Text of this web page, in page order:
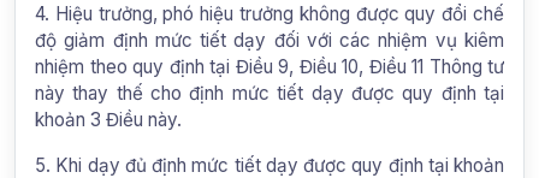
4. Hiệu trưởng, phó hiệu trưởng không được quy đổi chế
độ giảm định mức tiết dạy đối với các nhiệm vụ kiêm
nhiệm theo quy định tại Điều 9, Điều 10, Điều 11 Thông tư
này thay thế cho định mức tiết dạy được quy định tại
khoản 3 Điều này.
5. Khi dạy đủ định mức tiết dạy được quy định tại khoản